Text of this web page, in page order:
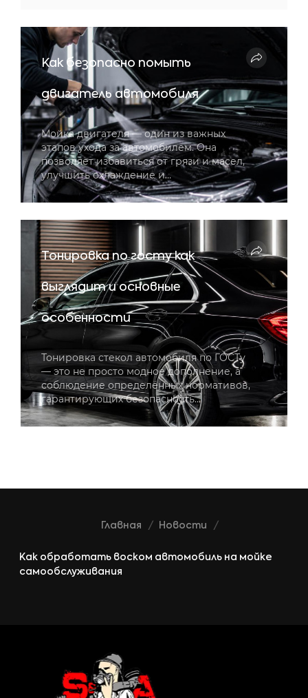
Как безопасно помыть
двигатель автомобиля
Мойка двигателя — один из важных
этапов ухода за автомобилем. Она
позволяет избавиться от грязи и масел,
улучшить охлаждение и…
Тонировка по госту как
выглядит и основные
особенности
Тонировка стекол автомобиля по ГОСТу
— это не просто модное дополнение, а
соблюдение определённых нормативов,
гарантирующих безопасность…
Главная Новости
Как обработать воском автомобиль на мойке
самообслуживания